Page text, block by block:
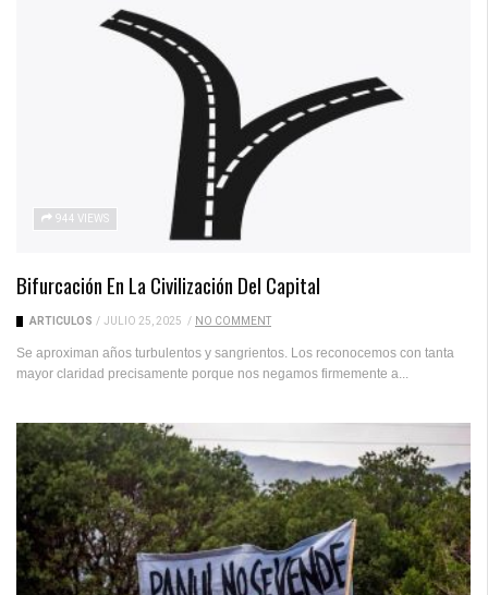
944 VIEWS
Bifurcación En La Civilización Del Capital
ARTICULOS / JULIO 25, 2025 / NO COMMENT
Se aproximan años turbulentos y sangrientos. Los reconocemos con tanta
mayor claridad precisamente porque nos negamos firmemente a...